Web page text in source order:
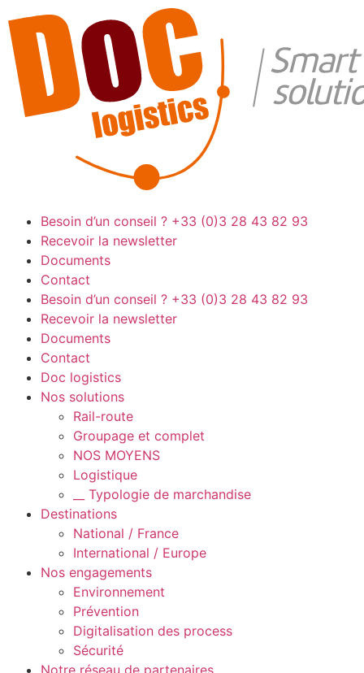
Besoin d’un conseil ? +33 (0)3 28 43 82 93
Recevoir la newsletter
Documents
Contact
Besoin d’un conseil ? +33 (0)3 28 43 82 93
Recevoir la newsletter
Documents
Contact
Doc logistics
Nos solutions
Rail-route
Groupage et complet
NOS MOYENS
Logistique
__ Typologie de marchandise
Destinations
National / France
International / Europe
Nos engagements
Environnement
Prévention
Digitalisation des process
Sécurité
Notre réseau de partenaires